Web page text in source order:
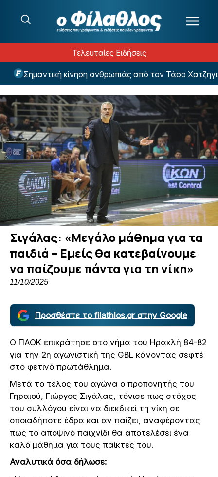
Τελευταίες Ειδήσεις
Σημαντική κίνηση ανθρωπιάς από τον Τάσο
Σιγάλας: «Μεγάλο μάθημα για τα
παιδιά – Εμείς θα κατεβαίνουμε
να παίζουμε πάντα για τη νίκη»
11/10/2025
Προσθέστε το filathlos.gr στην Google
Ο ΠΑΟΚ επικράτησε στο νήμα του Ηρακλή 84-82
για την 2η αγωνιστική της GBL κάνοντας σεφτέ
στο φετινό πρωτάθλημα.
Μετά το τέλος του αγώνα ο προπονητής του
Γηραιού, Γιώργος Σιγάλας, τόνισε πως στόχος
του συλλόγου είναι να διεκδικεί τη νίκη σε
οποιαδήποτε έδρα και αν παίζει, αναφέροντας
πως το αποψινό παιχνίδι θα αποτελέσει ένα
καλό μάθημα για τους παίκτες του.
Αναλυτικά όσα δήλωσε: